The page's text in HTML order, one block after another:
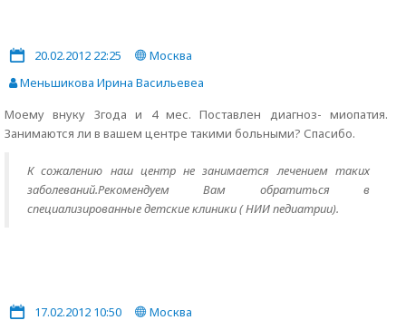
20.02.2012 22:25
Москва
Меньшикова Ирина Васильевеа
Моему внуку 3года и 4 мес. Поставлен диагноз- миопатия.
Занимаются ли в вашем центре такими больными? Спасибо.
К сожалению наш центр не занимается лечением таких
заболеваний.Рекомендуем Вам обратиться в
специализированные детские клиники ( НИИ педиатрии).
17.02.2012 10:50
Москва